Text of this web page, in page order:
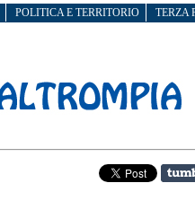
POLITICA E TERRITORIO TERZA